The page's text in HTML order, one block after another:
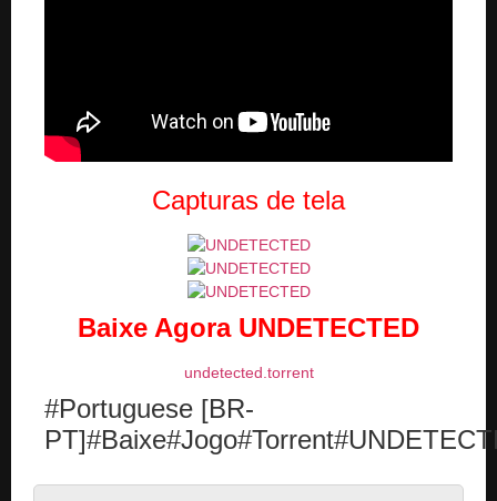
Capturas de tela
Baixe Agora UNDETECTED
undetected.torrent
#Portuguese [BR-